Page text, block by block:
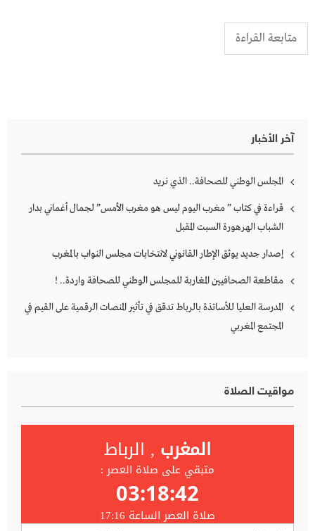
متابعة القراءة
آخر الأخبار
المجلس الوطني للصحافة.. الذي نريد
قراءة في كتاب ” مغرب اليوم ليس هو مغرب الأمس” لجمال أغماني بدار
الشباب الهرهورة السبت المقبل
إصدار جديد يوثق الإطار القانوني لانتخابات مجلس النواب بالمغرب
مقاطعة الصحافيين المغاربة للمجلس الوطني للصحافة واردة.. !
المدرسة العليا للأساتذة بالرباط تدقق في تأثير المنصات الرقمية على القيم في
المجتمع المغربي
مواقيت الصلاة